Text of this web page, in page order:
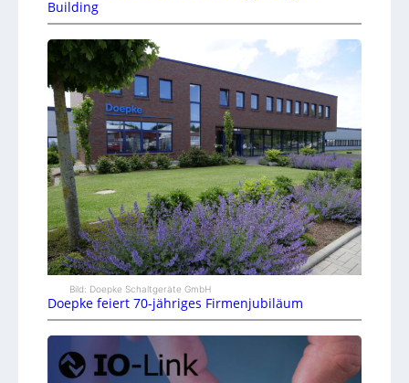
Building
Bild: Doepke Schaltgeräte GmbH
Doepke feiert 70-jähriges Firmenjubiläum